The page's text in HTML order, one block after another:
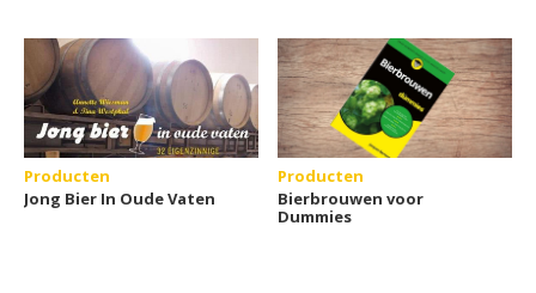
Producten
Jong Bier In Oude Vaten
Producten
Bierbrouwen voor
Dummies